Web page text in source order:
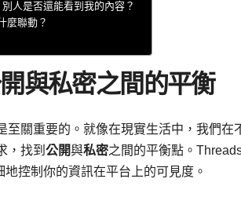
人是否還能看到我的內容？
麼聯動？
與私密之間的平衡
至關重要的。就像在現實生活中，我們在
，找到 公開與私密之間的平衡點。
控制你的資訊在平台上的可見度。